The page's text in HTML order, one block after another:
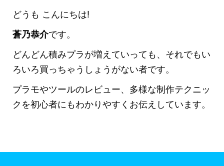
どうも こんにちは!
蒼乃恭介です。
どんどん積みプラが増えていっても、それでもい
ろいろ買っちゃうしょうがない者です。
プラモやツールのレビュー、多様な制作テクニッ
クを初心者にもわかりやすくお伝えしています。